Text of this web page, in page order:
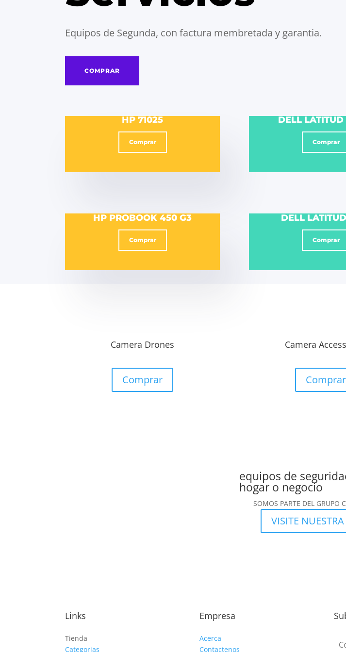
Equipos de Segunda, con factura membretada y garantia.
COMPRAR
HP 71025
Comprar
DELL
Comprar
HP PROBOOK 450 G3
Comprar
DELL
Comprar
Camera Drones
Comprar
Camera
Comprar
equipos de
hogar o negocio
SOMOS PARTE DEL GRUPO
VISITE
Links
Tienda
Categorias
Empresa
Acerca
Contactenos